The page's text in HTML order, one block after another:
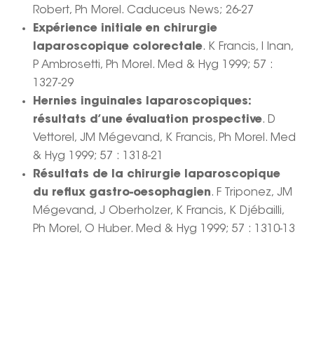
Robert, Ph Morel. Caduceus News; 26-27
Expérience initiale en chirurgie
laparoscopique colorectale. K Francis, I Inan,
P Ambrosetti, Ph Morel. Med & Hyg 1999; 57 :
1327-29
Hernies inguinales laparoscopiques:
résultats d’une évaluation prospective. D
Vettorel, JM Mégevand, K Francis, Ph Morel. Med
& Hyg 1999; 57 : 1318-21
Résultats de la chirurgie laparoscopique
du reflux gastro-oesophagien. F Triponez, JM
Mégevand, J Oberholzer, K Francis, K Djébailli,
Ph Morel, O Huber. Med & Hyg 1999; 57 : 1310-13